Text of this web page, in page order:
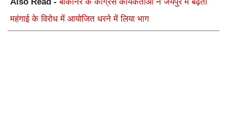
महंगाई के विरोध में आयोजित धरने में लिया भाग